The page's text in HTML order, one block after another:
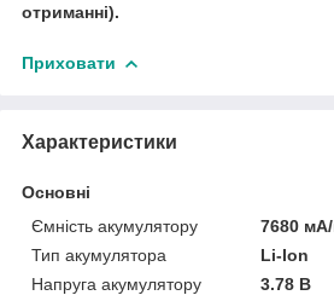
отриманні).
Приховати
Характеристики
Основні
Ємність акумулятору
7680
Тип акумулятора
Li-Ion
Напруга акумулятору
3.78 В